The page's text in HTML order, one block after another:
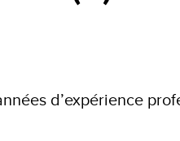
d’expérience